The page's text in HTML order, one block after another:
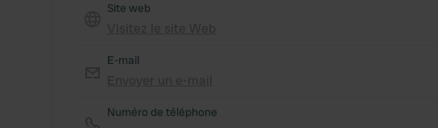
Site web
E-mail
Numéro de téléphone